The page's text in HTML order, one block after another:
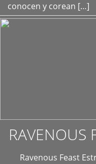
conocen y corean […]
RAVENOUS
Ravenous Feast